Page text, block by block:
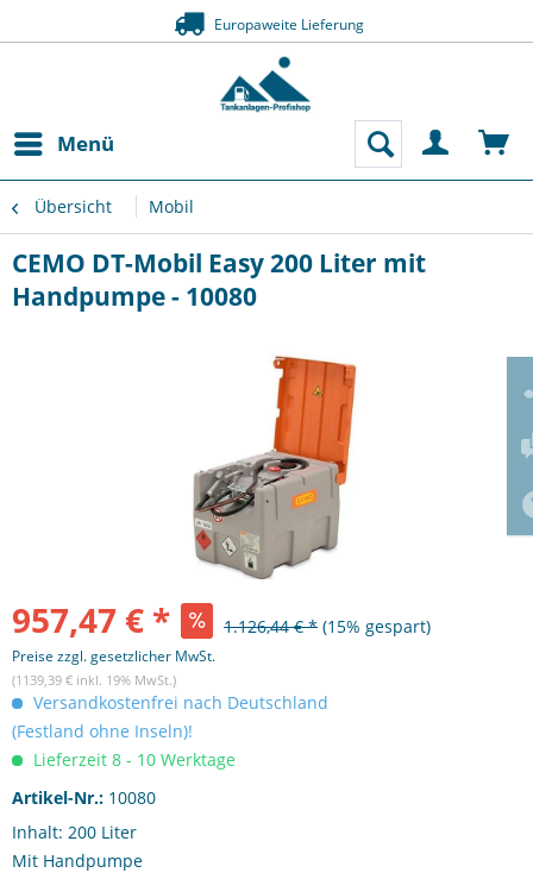
Europaweite Lieferung
Menü
Übersicht Mobil
CEMO DT-Mobil Easy 200 Liter mit
Handpumpe - 10080
957,47 € * 1.126,44 € * (15% gespart)
Preise zzgl. gesetzlicher MwSt.
(1139,39 € inkl. 19% MwSt.)
Versandkostenfrei nach Deutschland
(Festland ohne Inseln)!
Lieferzeit 8 - 10 Werktage
Artikel-Nr.: 10080
Inhalt: 200 Liter
Mit Handpumpe